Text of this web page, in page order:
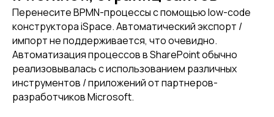
Перенесите BPMN-процессы с помощью low-code
конструктора iSpace. Автоматический экспорт /
импорт не поддерживается, что очевидно.
Автоматизация процессов в SharePoint обычно
реализовывалась с использованием различных
инструментов / приложений от партнеров-
разработчиков Microsoft.